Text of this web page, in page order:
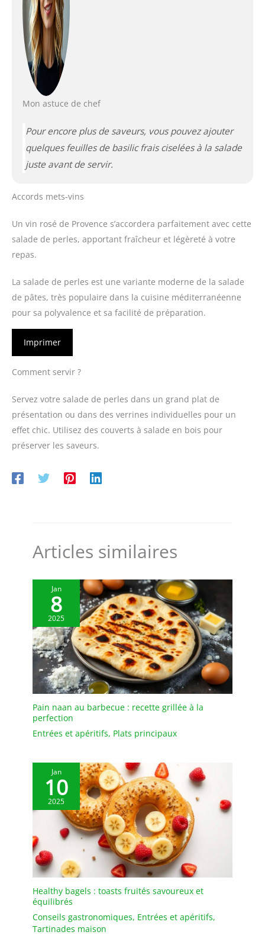
Mon astuce de chef
Pour encore plus de saveurs, vous pouvez ajouter
quelques feuilles de basilic frais ciselées à la salade
juste avant de servir.
Accords mets-vins
Un vin rosé de Provence s’accordera parfaitement avec cette
salade de perles, apportant fraîcheur et légèreté à votre
repas.
La salade de perles est une variante moderne de la salade
de pâtes, très populaire dans la cuisine méditerranéenne
pour sa polyvalence et sa facilité de préparation.
Imprimer
Comment servir ?
Servez votre salade de perles dans un grand plat de
présentation ou dans des verrines individuelles pour un
effet chic. Utilisez des couverts à salade en bois pour
préserver les saveurs.
Articles similaires
Jan
8
2025
Pain naan au barbecue : recette grillée à la
perfection
Entrées et apéritifs, Plats principaux
Jan
10
2025
Healthy bagels : toasts fruités savoureux et
équilibrés
Conseils gastronomiques, Entrées et apéritifs,
Tartinades maison